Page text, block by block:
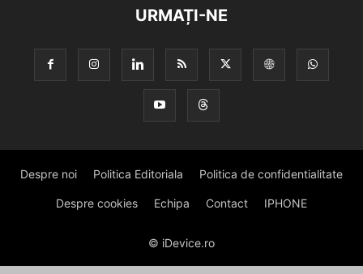
URMAȚI-NE
Despre noi Politica Editoriala Politica de confidentialitate
Despre cookies Echipa Contact IPHONE
© iDevice.ro